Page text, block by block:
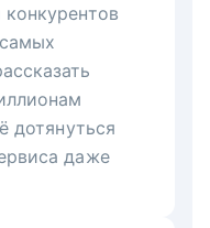
дотянуться
даже